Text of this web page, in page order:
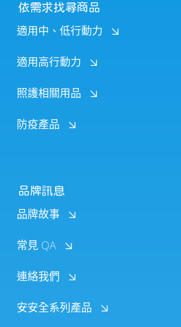
依需求找尋商品
適用中、低行動力
適用高行動力
照護相關用品
防疫產品
品牌訊息
品牌故事
常見 QA
連絡我們
安安全系列產品